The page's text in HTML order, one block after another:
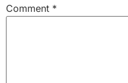
Comment *